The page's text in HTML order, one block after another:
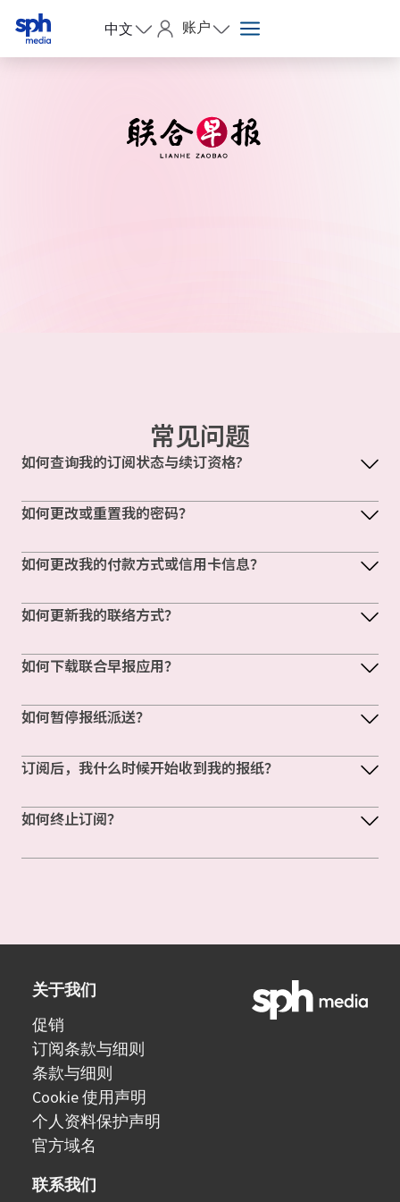
中文 账户
常见问题
如何查询我的订阅状态与续订资格?
如何更改或重置我的密码？
如何更改我的付款方式或信用卡信息？
如何更新我的联络方式？
如何下载联合早报应用？
如何暂停报纸派送？
订阅后，我什么时候开始收到我的报纸？
如何终止订阅？
关于我们
促销
订阅条款与细则
条款与细则
Cookie 使用声明
个人资料保护声明
官方域名
联系我们